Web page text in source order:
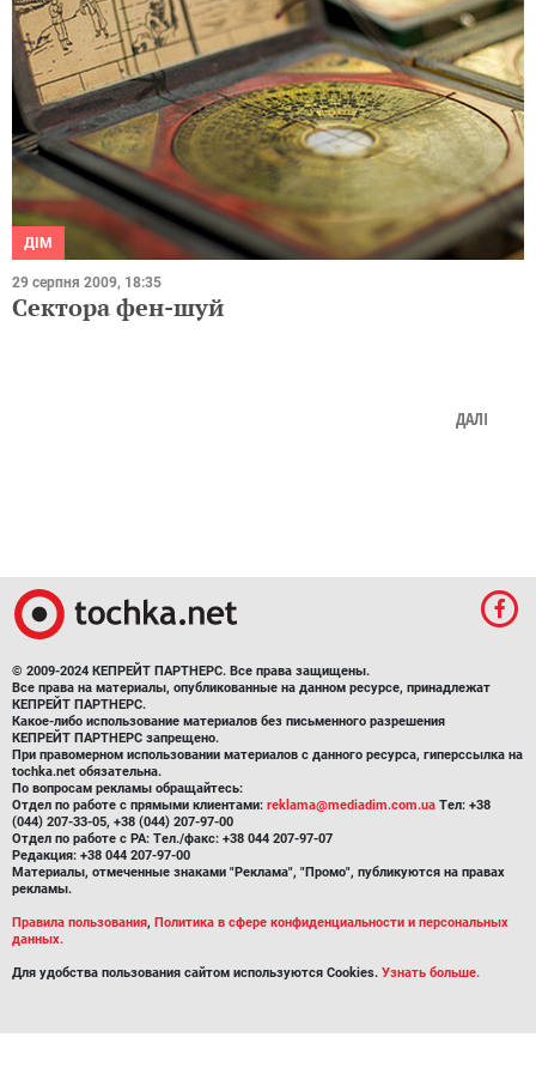
ДІМ
29 серпня 2009, 18:35
Сектора фен-шуй
ДАЛІ
© 2009-2024 КЕПРЕЙТ ПАРТНЕРС. Все права защищены.
Все права на материалы, опубликованные на данном ресурсе, принадлежат
КЕПРЕЙТ ПАРТНЕРС.
Какое-либо использование материалов без письменного разрешения
КЕПРЕЙТ ПАРТНЕРС запрещено.
При правомерном использовании материалов с данного ресурса, гиперссылка на
tochka.net обязательна.
По вопросам рекламы обращайтесь:
Отдел по работе с прямыми клиентами: reklama@mediadim.com.ua Тел: +38
(044) 207-33-05, +38 (044) 207-97-00
Отдел по работе с РА: Тел./факс: +38 044 207-97-07
Редакция: +38 044 207-97-00
Материалы, отмеченные знаками "Реклама", "Промо", публикуются на правах
рекламы.
Правила пользования, Политика в сфере конфиденциальности и персональных
данных.
Для удобства пользования сайтом используются Cookies. Узнать больше.